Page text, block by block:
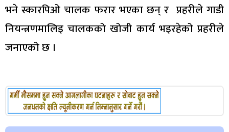
भने स्कारपिओ चालक फरार भएका छन् र प्रहरीले गाडी
नियन्त्रणमालिइ चालकको खोजी कार्य भइरहेको प्रहरीले
जनाएको छ ।